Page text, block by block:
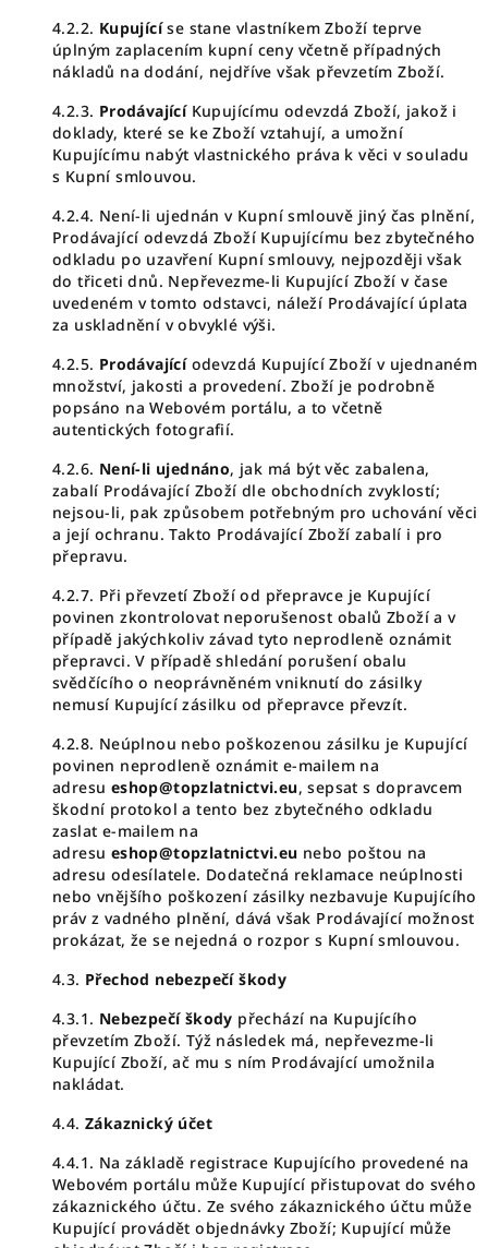
4.2.2. Kupujícíse stane vlastníkem Zboží teprve
úplným zaplacením kupní ceny včetně případných
nákladů na dodání, nejdříve však převzetím Zboží.
4.2.3. ProdávajícíKupujícímu odevzdá Zboží, jakož i
doklady, které se ke Zboží vztahují, a umožní
Kupujícímu nabýt vlastnického práva k věci v souladu
s Kupní smlouvou.
4.2.4. Není-li ujednán v Kupní smlouvě jiný čas plnění,
Prodávající odevzdá Zboží Kupujícímu bez zbytečného
odkladu po uzavření Kupní smlouvy, nejpozději však
do třiceti dnů. Nepřevezme-li Kupující Zboží v čase
uvedeném v tomto odstavci, náleží Prodávající úplata
za uskladnění v obvyklé výši.
4.2.5. Prodávajícíodevzdá Kupující Zboží v ujednaném
množství, jakosti a provedení. Zboží je podrobně
popsáno na Webovém portálu, a to včetně
autentických fotografií.
4.2.6. Není-li ujednáno, jak má být věc zabalena,
zabalí Prodávající Zboží dle obchodních zvyklostí;
nejsou-li, pak způsobem potřebným pro uchování věci
a její ochranu. Takto Prodávající Zboží zabalí i pro
přepravu.
4.2.7. Při převzetí Zboží od přepravce je Kupující
povinen zkontrolovat neporušenost obalů Zboží a v
případě jakýchkoliv závad tyto neprodleně oznámit
přepravci. V případě shledání porušení obalu
svědčícího o neoprávněném vniknutí do zásilky
nemusí Kupující zásilku od přepravce převzít.
4.2.8. Neúplnou nebo poškozenou zásilku je Kupující
povinen neprodleně oznámit e-mailem na
adresu eshop@topzlatnictvi.eu, sepsat s dopravcem
škodní protokol a tento bez zbytečného odkladu
zaslat e-mailem na
adresu eshop@topzlatnictvi.eu nebo poštou na
adresu odesílatele. Dodatečná reklamace neúplnosti
nebo vnějšího poškození zásilky nezbavuje Kupujícího
práv z vadného plnění, dává však Prodávající možnost
prokázat, že se nejedná o rozpor s Kupní smlouvou.
4.3. Přechod nebezpečí škody
4.3.1. Nebezpečí škody přechází na Kupujícího
převzetím Zboží. Týž následek má, nepřevezme-li
Kupující Zboží, ač mu s ním Prodávající umožnila
nakládat.
4.4. Zákaznický účet
4.4.1. Na základě registrace Kupujícího provedené na
Webovém portálu může Kupující přistupovat do svého
zákaznického účtu. Ze svého zákaznického účtu může
Kupující provádět objednávky Zboží; Kupující může